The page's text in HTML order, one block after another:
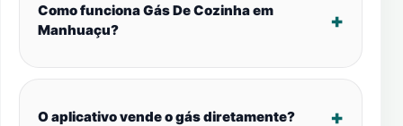
Como funciona Gás De Cozinha em
Manhuaçu?
O aplicativo vende o gás diretamente?